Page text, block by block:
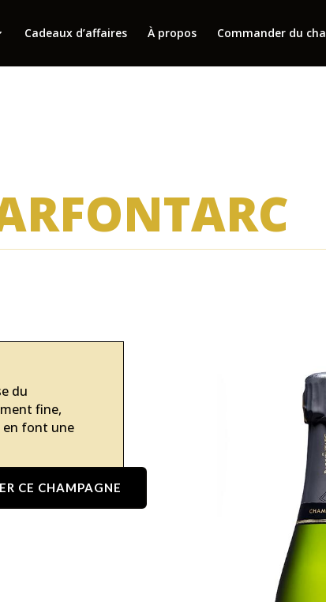
Cadeaux d’affaires À propos Commander du
du
fine,
en font une
CE CHAMPAGNE